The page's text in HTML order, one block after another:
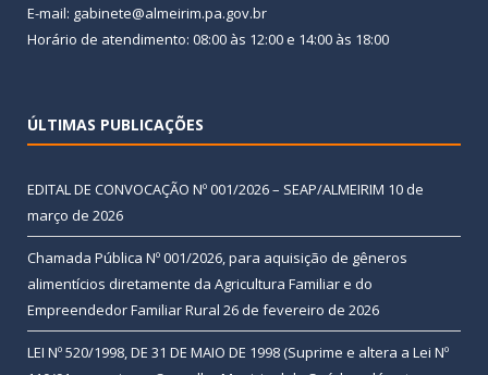
E-mail: gabinete@almeirim.pa.gov.br
Horário de atendimento: 08:00 às 12:00 e 14:00 às 18:00
ÚLTIMAS PUBLICAÇÕES
EDITAL DE CONVOCAÇÃO Nº 001/2026 – SEAP/ALMEIRIM 10 de
março de 2026
Chamada Pública Nº 001/2026, para aquisição de gêneros
alimentícios diretamente da Agricultura Familiar e do
Empreendedor Familiar Rural 26 de fevereiro de 2026
LEI Nº 520/1998, DE 31 DE MAIO DE 1998 (Suprime e altera a Lei Nº